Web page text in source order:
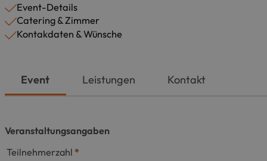
Event-Details
Catering & Zimmer
Kontakdaten & Wünsche
Event Leistungen Kontakt
Veranstaltungsangaben
Teilnehmerzahl *